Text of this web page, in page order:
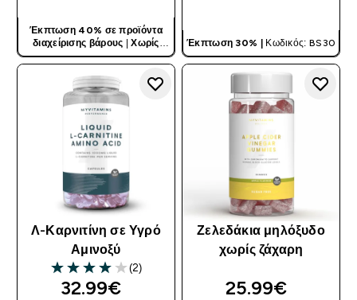
Έκπτωση 40% σε προϊόντα
διαχείρισης βάρους |Χωρίς
Κωδικό
Έκπτωση 30% | Κωδικός: BS30
Λ-Καρνιτίνη σε Υγρό
Αμινοξύ
4 out of 5 stars
(2)
32.99€‎
Ζελεδάκια μηλόξυδο
χωρίς ζάχαρη
25.99€‎